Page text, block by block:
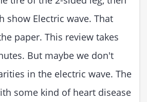
show Electric wave. That
paper. This review takes
But maybe we don't
in the electric wave. The
some kind of heart disease